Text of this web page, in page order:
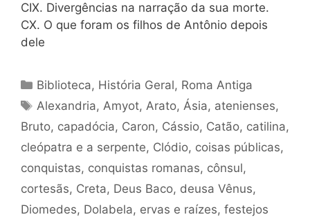
CIX. Divergências na narração da sua morte.
CX. O que foram os filhos de Antônio depois
dele
Categorias
Biblioteca, História Geral, Roma Antiga
Tags
Alexandria,Amyot,Arato,Ásia, atenienses,
Bruto, capadócia, Caron, Cássio, Catão, catilina,
cleópatra e a serpente, Clódio, coisas públicas,
conquistas, conquistas romanas, cônsul,
cortesãs, Creta, Deus Baco, deusa Vênus,
Diomedes, Dolabela, ervas e raízes, festejos